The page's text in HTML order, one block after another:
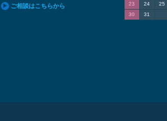
ご相談はこちらから
23
24 25
30
31